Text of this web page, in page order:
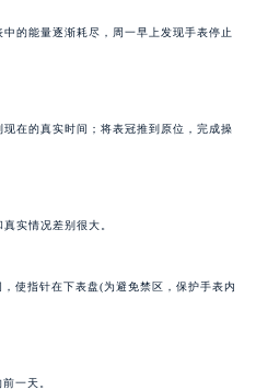
能量逐渐耗尽，周一早上发现手表停止
的真实时间；将表冠推到原位，完成操
实情况差别很大。
指针在下表盘(为避免禁区，保护手表内
一天。